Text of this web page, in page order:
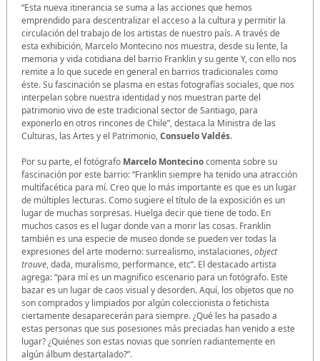
“Esta nueva itinerancia se suma a las acciones que hemos
emprendido para descentralizar el acceso a la cultura y permitir la
circulación del trabajo de los artistas de nuestro país. A través de
esta exhibición, Marcelo Montecino nos muestra, desde su lente, la
memoria y vida cotidiana del barrio Franklin y su gente Y, con ello nos
remite a lo que sucede en general en barrios tradicionales como
éste. Su fascinación se plasma en estas fotografías sociales, que nos
interpelan sobre nuestra identidad y nos muestran parte del
patrimonio vivo de este tradicional sector de Santiago, para
exponerlo en otros rincones de Chile”, destaca la Ministra de las
Culturas, las Artes y el Patrimonio,Consuelo Valdés.
Por su parte, el fotógrafo Marcelo Montecinocomenta sobre su
fascinación por este barrio: “Franklin siempre ha tenido una atracción
multifacética para mí. Creo que lo más importante es que es un lugar
de múltiples lecturas. Como sugiere el título de la exposición es un
lugar de muchas sorpresas. Huelga decir que tiene de todo. En
muchos casos es el lugar donde van a morir las cosas. Franklin
también es una especie de museo donde se pueden ver todas la
expresiones del arte moderno: surrealismo, instalaciones,object
trouve, dada, muralismo, performance, etc”. El destacado artista
agrega: “para mí es un magnifico escenario para un fotógrafo. Este
bazar es un lugar de caos visual y desorden. Aquí, los objetos que no
son comprados y limpiados por algún coleccionista o fetichista
ciertamente desaparecerán para siempre. ¿Qué les ha pasado a
estas personas que sus posesiones más preciadas han venido a este
lugar? ¿Quiénes son estas novias que sonríen radiantemente en
algún álbum destartalado?”.